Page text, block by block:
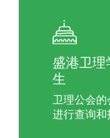
盛港卫
生
卫理公会
进行查询和